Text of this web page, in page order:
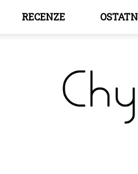
RECENZE